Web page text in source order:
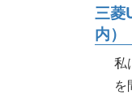
三菱
内）
私
を